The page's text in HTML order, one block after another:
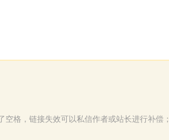
格，链接失效可以私信作者或站长进行补偿；